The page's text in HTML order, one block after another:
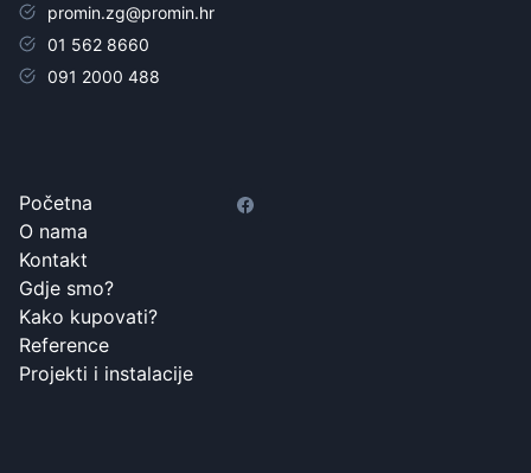
promin.zg@promin.hr
01 562 8660
091 2000 488
Početna
O nama
Kontakt
Gdje smo?
Kako kupovati?
Reference
Projekti i instalacije